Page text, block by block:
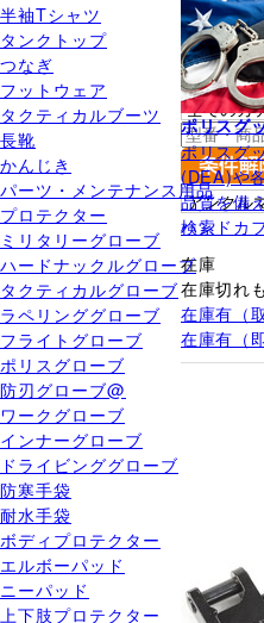
半袖Tシャツ
タンクトップ
つなぎ
フットウェア
タクティカルブーツ
長靴
かんじき
パーツ・メンテナンス用品
プロテクター
ミリタリーグローブ
ハードナックルグローブ
タクティカルグローブ
ラペリンググローブ
フライトグローブ
ポリスグローブ
防刃グローブ@
ワークグローブ
インナーグローブ
ドライビンググローブ
防寒手袋
耐水手袋
ボディプロテクター
エルボーパッド
ニーパッド
上下肢プロテクター
ハンティ
た帽子や
れ、自然
銃弾ホル
ポリスグ
ポリスグ
(DEA)や
品質を備
ハンドカ
検索
在庫
在庫切れ
在庫有（
在庫有（